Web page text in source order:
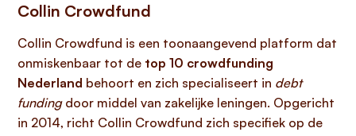
Collin Crowdfund
Collin Crowdfund is een toonaangevend platform dat
onmiskenbaar tot de top 10 crowdfunding
Nederland behoort en zich specialiseert in debt
fundingdoor middel van zakelijke leningen. Opgericht
in 2014, richt Collin Crowdfund zich specifiek op de